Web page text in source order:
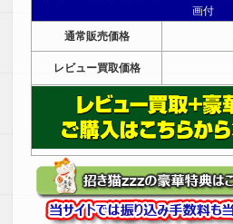
画付
通常販売価格
レビュー買取価格